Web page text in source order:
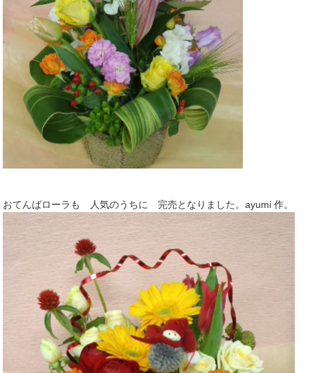
おてんばローラも 人気のうちに 完売となりました。ayumi 作。